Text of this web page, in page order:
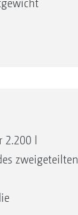
2.200 l
zweigeteilten